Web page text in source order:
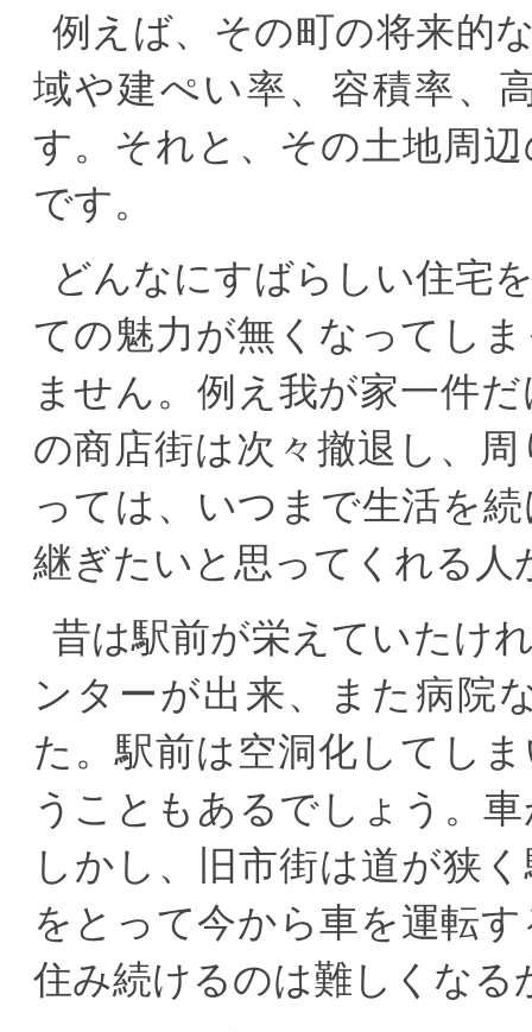
例えば、その町の将来的
域や建ぺい率、容積率、
す。それと、その土地周
です。
どんなにすばらしい住宅
ての魅力が無くなってし
ません。例え我が家一件
の商店街は次々撤退し、
っては、いつまで生活を
継ぎたいと思ってくれる
昔は駅前が栄えていたけ
ンターが出来、また病院
た。駅前は空洞化してし
うこともあるでしょう。
しかし、旧市街は道が狭
をとって今から車を運転
住み続けるのは難しくなる